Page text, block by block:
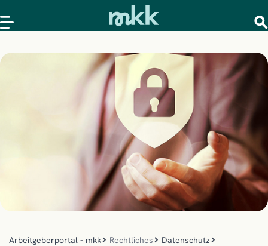
Arbeitgeberportal - mkk Rechtliches
Datenschutz